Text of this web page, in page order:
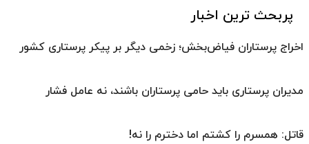
پربحث ترین اخبار
اخراج پرستاران فیاض‌بخش؛ زخمی دیگر بر پیکر پرستاری کشور
مدیران پرستاری باید حامی پرستاران باشند، نه عامل فشار
قاتل: همسرم را کشتم اما دخترم را نه!